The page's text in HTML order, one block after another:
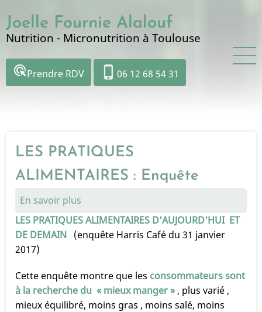
contenu
Joelle Fournie Alalouf
Nutrition - Micronutrition à Toulouse
ads_clickPrendre RDV phone_iphone 06 12 68 54 31
LES PRATIQUES
ALIMENTAIRES : Enquête
En savoir plus
LES
PRATIQUES
ALIMENTAIRES
Enquête
LES PRATIQUES ALIMENTAIRES D'AUJOURD'HUI ET
DE DEMAIN (enquête Harris Café du 31 janvier
2017)
Cette enquête montre que les consommateurs sont
à la recherche du « mieux manger » , plus varié ,
mieux équilibré, moins gras , moins salé, moins